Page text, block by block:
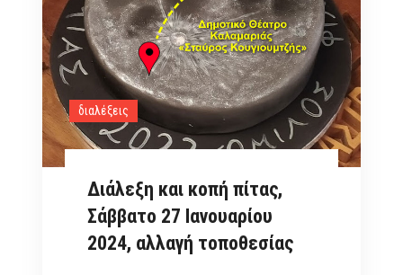
Επιστήμης
και
Τέχνης,
Σάββατο
11
Ιανουαρίου
διαλέξεις
Διάλεξη και κοπή πίτας,
Σάββατο 27 Ιανουαρίου
2024, αλλαγή τοποθεσίας